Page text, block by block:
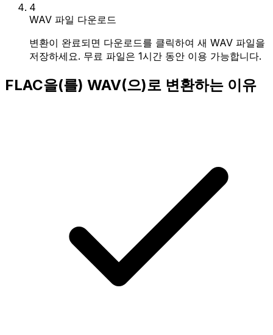
4
WAV 파일 다운로드
변환이 완료되면 다운로드를 클릭하여 새 WAV 파일을
저장하세요. 무료 파일은 1시간 동안 이용 가능합니다.
FLAC을(를) WAV(으)로 변환하는 이유